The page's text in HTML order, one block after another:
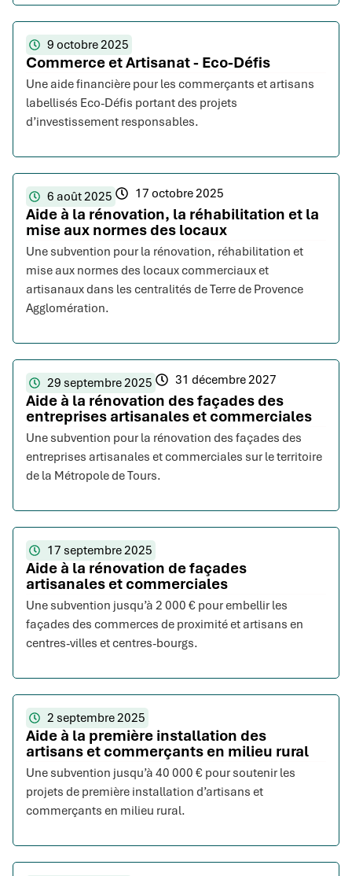
9 octobre 2025
Commerce et Artisanat - Eco-Défis
Une aide financière pour les commerçants et artisans
labellisés Eco-Défis portant des projets
d’investissement responsables.
6 août 2025 17 octobre 2025
Aide à la rénovation, la réhabilitation et la
mise aux normes des locaux
Une subvention pour la rénovation, réhabilitation et
mise aux normes des locaux commerciaux et
artisanaux dans les centralités de Terre de Provence
Agglomération.
29 septembre 2025 31 décembre 2027
Aide à la rénovation des façades des
entreprises artisanales et commerciales
Une subvention pour la rénovation des façades des
entreprises artisanales et commerciales sur le territoire
de la Métropole de Tours.
17 septembre 2025
Aide à la rénovation de façades
artisanales et commerciales
Une subvention jusqu’à 2 000 € pour embellir les
façades des commerces de proximité et artisans en
centres-villes et centres-bourgs.
2 septembre 2025
Aide à la première installation des
artisans et commerçants en milieu rural
Une subvention jusqu’à 40 000 € pour soutenir les
projets de première installation d’artisans et
commerçants en milieu rural.